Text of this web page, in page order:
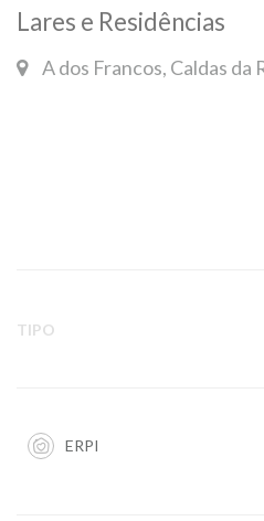
Lares e Residências
A dos Francos, Caldas da
TIPO
ERPI